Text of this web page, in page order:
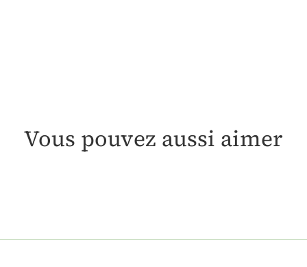
Vous pouvez aussi aimer